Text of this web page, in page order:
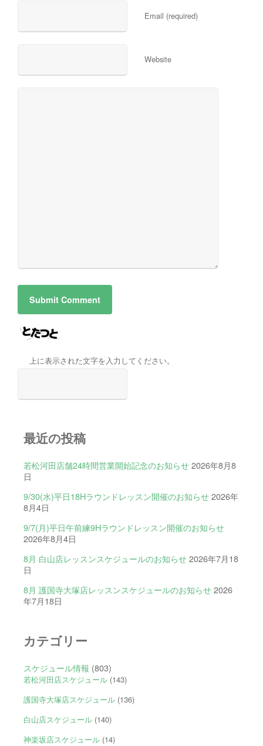
Email (required)
Website
上に表示された文字を入力してください。
最近の投稿
若松河田店舗24時間営業開始記念のお知らせ 2026年8月8
日
9/30(水)平日18Hラウンドレッスン開催のお知らせ 2026年
8月4日
9/7(月)平日午前練9Hラウンドレッスン開催のお知らせ
2026年8月4日
8月 白山店レッスンスケジュールのお知らせ 2026年7月18
日
8月 護国寺大塚店レッスンスケジュールのお知らせ 2026
年7月18日
カテゴリー
スケジュール情報 (803)
若松河田店スケジュール(143)
護国寺大塚店スケジュール(136)
白山店スケジュール(140)
神楽坂店スケジュール(14)